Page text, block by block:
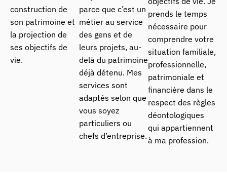
parce que c’est un
métier au service
des gens et de
leurs projets, au-
delà du patrimoine
déjà détenu. Mes
services sont
adaptés selon que
vous soyez
particuliers ou
chefs d’entreprise.
prends le temps
nécessaire pour
comprendre votre
situation familiale,
professionnelle,
patrimoniale et
financière dans le
respect des règles
déontologiques
qui appartiennent
à ma profession.
construction de
son patrimoine et
la projection de
ses objectifs de
vie.